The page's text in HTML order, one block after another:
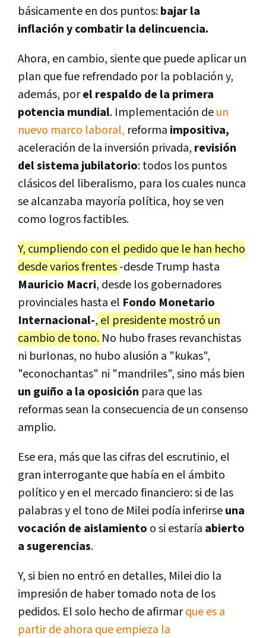
básicamente en dos puntos:bajar la
inflación y combatir la delincuencia.
Ahora, en cambio, siente que puede aplicar un
plan que fue refrendado por la población y,
además, porel respaldo de la primera
potencia mundial. Implementación deun
nuevo marco laboral, reforma impositiva,
aceleración de la inversión privada, revisión
del sistema jubilatorio: todos los puntos
clásicos del liberalismo, para los cuales nunca
se alcanzaba mayoría política, hoy se ven
como logros factibles.
Y, cumpliendo con el pedido que le han hecho
desde varios frentes-desde Trump hasta
Mauricio Macri, desde los gobernadores
provinciales hasta el Fondo Monetario
Internacional-, el presidente mostró un
cambio de tono. No hubo frases revanchistas
ni burlonas, no hubo alusión a "kukas",
"econochantas" ni "mandriles", sino más bien
un guiño a la oposición para que las
reformas sean la consecuencia de un consenso
amplio.
Ese era, más que las cifras del escrutinio, el
gran interrogante que había en el ámbito
político y en el mercado financiero: si de las
palabras y el tono de Milei podía inferirseuna
vocación de aislamiento o si estaría abierto
a sugerencias.
Y, si bien no entró en detalles, Milei dio la
impresión de haber tomado nota de los
pedidos. El solo hecho de afirmarque es a
partir de ahora que empieza la